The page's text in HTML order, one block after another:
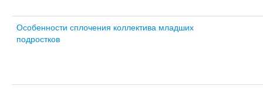
Особенности сплочения коллектива младших
подростков